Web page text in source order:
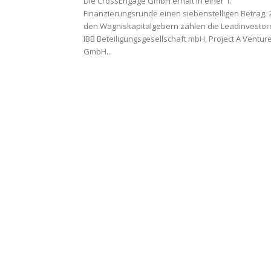
Finanzierungsrunde einen siebenstelligen Betrag.
den Wagniskapitalgebern zählen die
IBB Beteiligungsgesellschaft mbH, Project A
GmbH...